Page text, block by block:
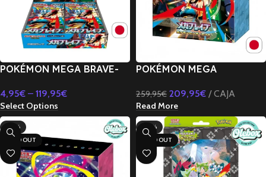
POKÉMON MEGA BRAVE-
4,95€ – 119,95€
Select Options
POKÉMON MEGA
BRAVE SET-JAPONÉS
259,95€ 209,95€ CAJA
Read More
-27%
SOLD OUT
-22%
SOLD OUT